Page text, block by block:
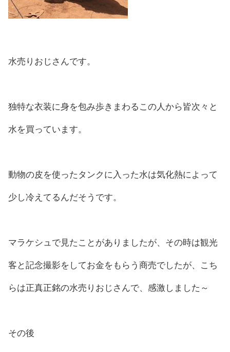
水売りおじさんです。
独特な衣装に身を包み歩きまわるこの人から皆次々と
水を買っています。
動物の皮を使ったタンクに入った水は気化熱によって
少し冷えてるんだそうです。
マラケシュで見たことがありましたが、その時は観光
客と記念撮影をしてお金をもらう商売でしたが、こち
らは正真正銘の水売りおじさんで、感激しました～
その後